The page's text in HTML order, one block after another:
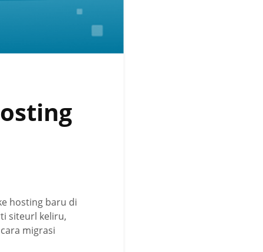
hosting baru di
siteurl keliru,
migrasi